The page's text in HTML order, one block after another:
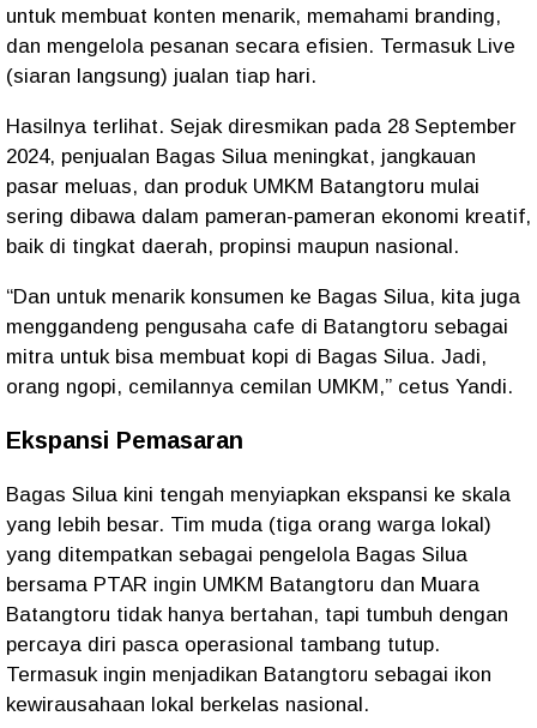
untuk membuat konten menarik, memahami branding,
dan mengelola pesanan secara efisien. Termasuk Live
(siaran langsung) jualan tiap hari.
Hasilnya terlihat. Sejak diresmikan pada 28 September
2024, penjualan Bagas Silua meningkat, jangkauan
pasar meluas, dan produk UMKM Batangtoru mulai
sering dibawa dalam pameran-pameran ekonomi kreatif,
baik di tingkat daerah, propinsi maupun nasional.
“Dan untuk menarik konsumen ke Bagas Silua, kita juga
menggandeng pengusaha cafe di Batangtoru sebagai
mitra untuk bisa membuat kopi di Bagas Silua. Jadi,
orang ngopi, cemilannya cemilan UMKM,” cetus Yandi.
Ekspansi Pemasaran
Bagas Silua kini tengah menyiapkan ekspansi ke skala
yang lebih besar. Tim muda (tiga orang warga lokal)
yang ditempatkan sebagai pengelola Bagas Silua
bersama PTAR ingin UMKM Batangtoru dan Muara
Batangtoru tidak hanya bertahan, tapi tumbuh dengan
percaya diri pasca operasional tambang tutup.
Termasuk ingin menjadikan Batangtoru sebagai ikon
kewirausahaan lokal berkelas nasional.